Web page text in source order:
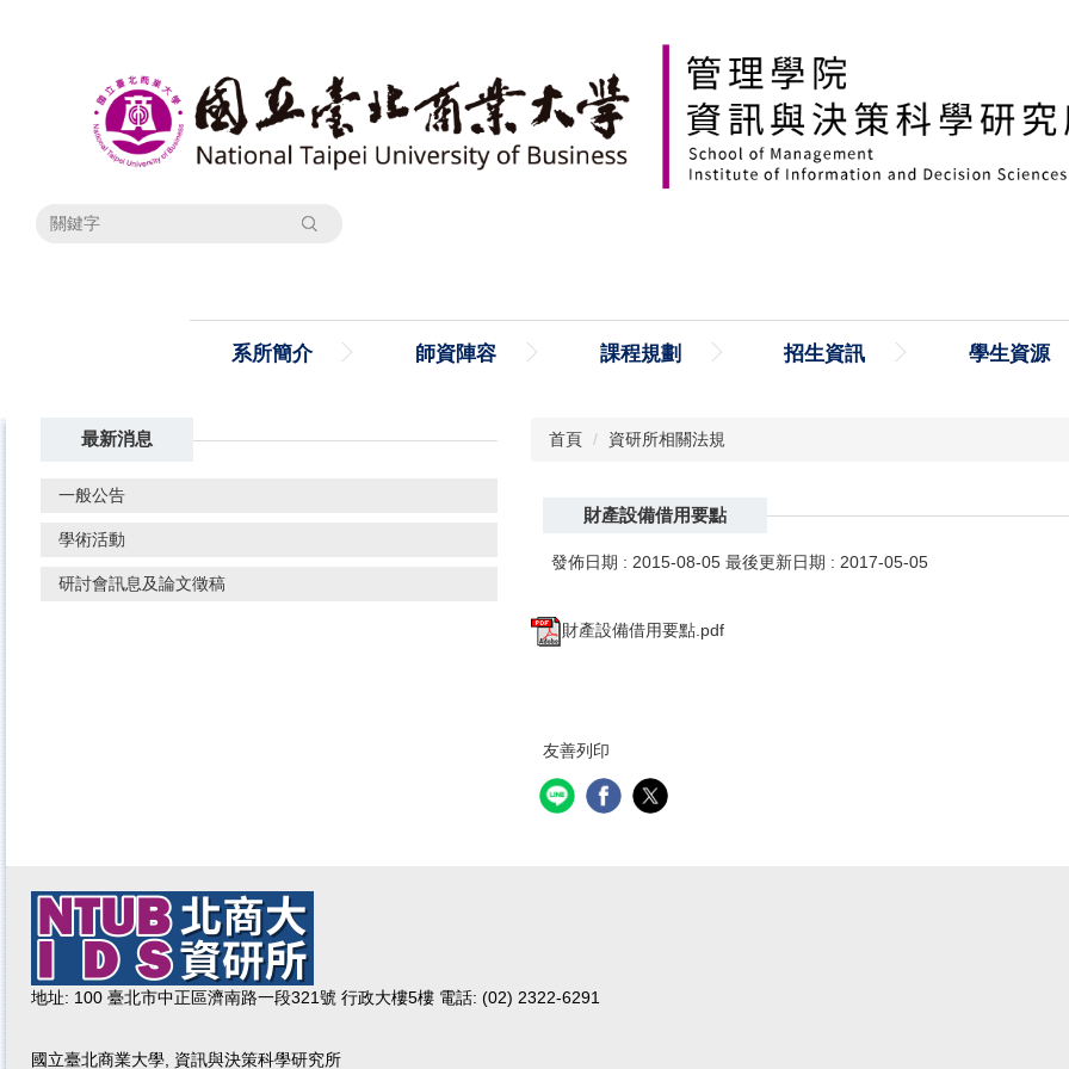
搜尋
系所簡介 師資陣容 課程規劃 招生資訊 學生資源
最新消息
一般公告
學術活動
研討會訊息及論文徵稿
首頁 資研所相關法規
財產設備借用要點
發佈日期 : 2015-08-05 最後更新日期 : 2017-05-05
財產設備借用要點.pdf
友善列印
地址: 100 臺北市中正區濟南路一段321號 行政大樓5樓 電話: (02) 2322-6291
國立臺北商業大學, 資訊與決策科學研究所